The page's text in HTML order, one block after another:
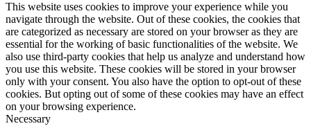
This website uses cookies to improve your experience while you
navigate through the website. Out of these cookies, the cookies that
are categorized as necessary are stored on your browser as they are
essential for the working of basic functionalities of the website. We
also use third-party cookies that help us analyze and understand how
you use this website. These cookies will be stored in your browser
only with your consent. You also have the option to opt-out of these
cookies. But opting out of some of these cookies may have an effect
on your browsing experience.
Necessary